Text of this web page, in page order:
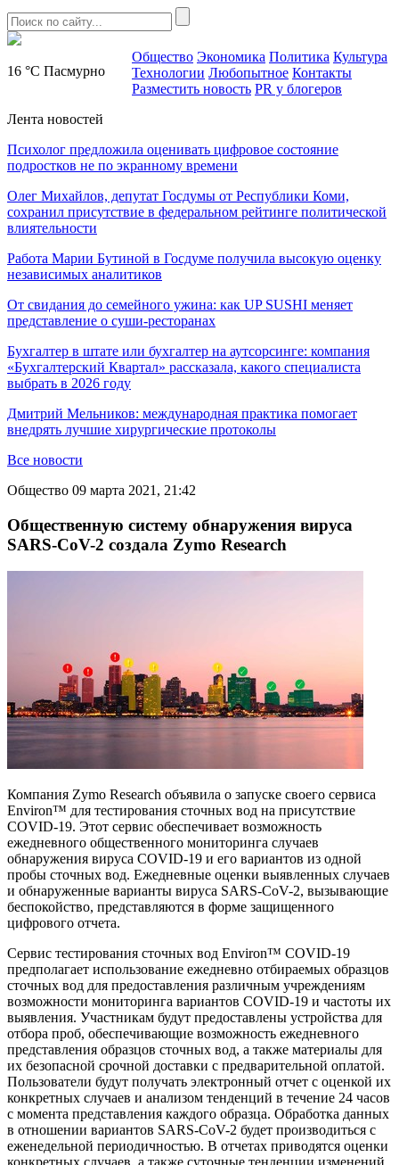
16 °C Пасмурно
Общество Экономика Политика Культура
Технологии Любопытное Контакты
Разместить новость PR у блогеров
Лента новостей
Психолог предложила оценивать цифровое состояние
подростков не по экранному времени
Олег Михайлов, депутат Госдумы от Республики Коми,
сохранил присутствие в федеральном рейтинге политической
влиятельности
Работа Марии Бутиной в Госдуме получила высокую оценку
независимых аналитиков
От свидания до семейного ужина: как UP SUSHI меняет
представление о суши-ресторанах
Бухгалтер в штате или бухгалтер на аутсорсинге: компания
«Бухгалтерский Квартал» рассказала, какого специалиста
выбрать в 2026 году
Дмитрий Мельников: международная практика помогает
внедрять лучшие хирургические протоколы
Все новости
Общество 09 марта 2021, 21:42
Общественную систему обнаружения вируса
SARS-CoV-2 создала Zymo Research
Компания Zymo Research объявила о запуске своего сервиса
Environ™ для тестирования сточных вод на присутствие
COVID-19. Этот сервис обеспечивает возможность
ежедневного общественного мониторинга случаев
обнаружения вируса COVID-19 и его вариантов из одной
пробы сточных вод. Ежедневные оценки выявленных случаев
и обнаруженные варианты вируса SARS-CoV-2, вызывающие
беспокойство, представляются в форме защищенного
цифрового отчета.
Сервис тестирования сточных вод Environ™ COVID-19
предполагает использование ежедневно отбираемых образцов
сточных вод для предоставления различным учреждениям
возможности мониторинга вариантов COVID-19 и частоты их
выявления. Участникам будут предоставлены устройства для
отбора проб, обеспечивающие возможность ежедневного
представления образцов сточных вод, а также материалы для
их безопасной срочной доставки с предварительной оплатой.
Пользователи будут получать электронный отчет с оценкой их
конкретных случаев и анализом тенденций в течение 24 часов
с момента представления каждого образца. Обработка данных
в отношении вариантов SARS-CoV-2 будет производиться с
еженедельной периодичностью. В отчетах приводятся оценки